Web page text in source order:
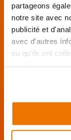
partageons
notre site avec
publicité et
avec d'autres
ou qu'ils ont
Je choisis
présente
J’effectue
montées